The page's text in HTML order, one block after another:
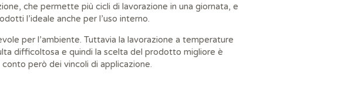
che permette più cicli di lavorazione in una giornata, e
l’ideale anche per l’uso interno.
per l’ambiente. Tuttavia la lavorazione a temperature
difficoltosa e quindi la scelta del prodotto migliore è
però dei vincoli di applicazione.